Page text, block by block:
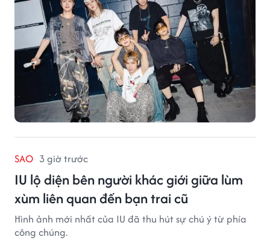
SAO 3 giờ trước
IU lộ diện bên người khác giới giữa lùm
xùm liên quan đến bạn trai cũ
Hình ảnh mới nhất của IU đã thu hút sự chú ý từ phía
công chúng.